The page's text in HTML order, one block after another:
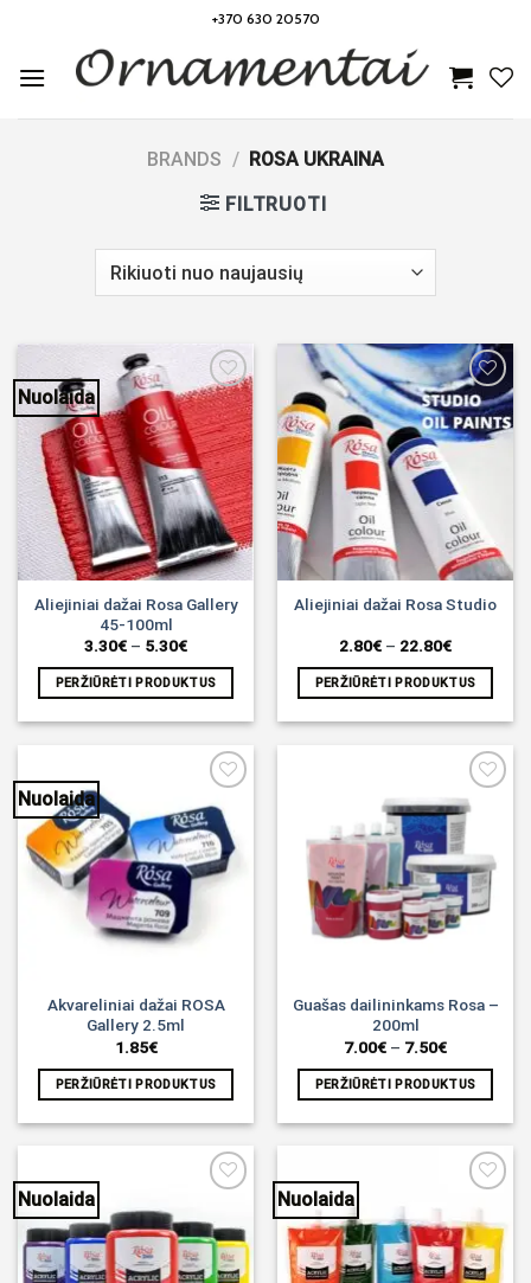
content
+370 630 20570
BRANDS / ROSA UKRAINA
FILTRUOTI
Nuolaida
Noriu!
Aliejiniai dažai Rosa Gallery
45-100ml
3.30€ – 5.30€Price
3.30€
through
PERŽIŪRĖTI PRODUKTUS
Noriu!
Aliejiniai dažai Rosa Studio
2.80€ – 22.80€Price
2.80€
through
PERŽIŪRĖTI PRODUKTUS
Nuolaida
Noriu!
Akvareliniai dažai ROSA
Gallery 2.5ml
1.85€
PERŽIŪRĖTI PRODUKTUS
Noriu!
Guašas dailininkams Rosa –
200ml
7.00€ – 7.50€Price
7.00€
through
PERŽIŪRĖTI PRODUKTUS
Nuolaida
Noriu!
Nuolaida
Noriu!